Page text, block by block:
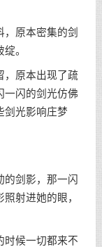
原本密集的剑
。
原本出现了疏
一闪的剑光仿佛
剑光影响庄梦
剑影，那一闪
射进她的眼，
候一切都来不